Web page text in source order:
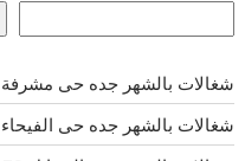
شغالات بالشهر جده حى مشرفة 0577265649
شغالات بالشهر جده حى الفيحاء 0577265649